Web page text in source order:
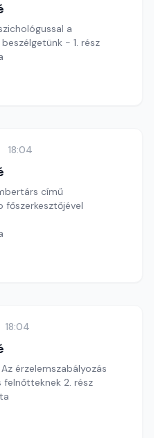
a
- 1. rész
18:04
című
főszerkesztőjével
18:04
érzelemszabályozás
felnőtteknek 2. rész